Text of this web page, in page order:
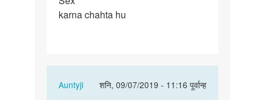
karna
karna chahta hu
Auntyji
शनि, 09/07/2019 - 11:16 पूर्वान्ह
In